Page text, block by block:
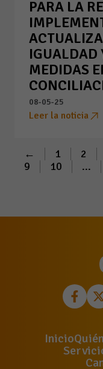
PARA LA
IGUALDAD
MEDIDAS
08-05-25
Leer la noticia
← 1 2
9
10 ...
Inicio